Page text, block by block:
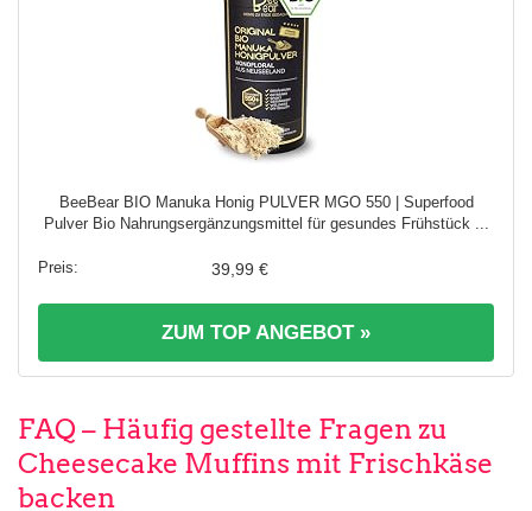
BeeBear BIO Manuka Honig PULVER MGO 550 | Superfood
Pulver Bio Nahrungsergänzungsmittel für gesundes Frühstück ...
39,99 €
ZUM TOP ANGEBOT »
FAQ – Häufig gestellte Fragen zu
Cheesecake Muffins mit Frischkäse
backen